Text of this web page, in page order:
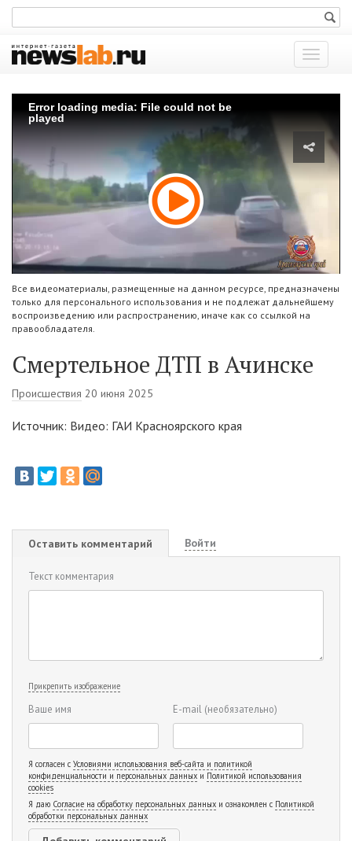
Показать
меню
Error loading media: File could not be
played
Все видеоматериалы, размещенные на данном ресурсе, предназначены
только для персонального использования и не подлежат дальнейшему
воспроизведению или распространению, иначе как со ссылкой на
правообладателя.
Смертельное ДТП в Ачинске
Происшествия 20 июня 2025
Источник: Видео: ГАИ Красноярского края
Оставить комментарий Войти
Текст комментария
Прикрепить изображение
Ваше имя E-mail (необязательно)
Я согласен с Условиями использования веб-сайта и политикой
конфиденциальности и персональных данных и Политикой использования
cookies
Я даю Согласие на обработку персональных данных и ознакомлен с Политикой
обработки персональных данных